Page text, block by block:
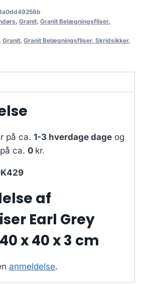
, Granit, Granit Belægningsfliser,
, Granit, Granit Belægningsfliser, Skridsikker,
på ca. 1-3 hverdage dage og
ca. 0 kr.
af
Earl Grey
x 40 x 3 cm
anmeldelse.